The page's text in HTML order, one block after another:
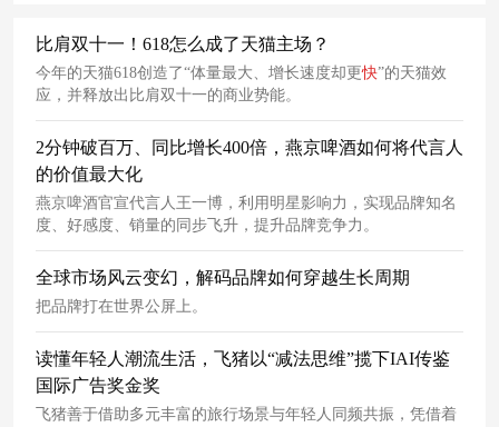
比肩双十一！618怎么成了天猫主场？
今年的天猫618创造了“体量最大、增长速度却更快”的天猫效
应，并释放出比肩双十一的商业势能。
2分钟破百万、同比增长400倍，燕京啤酒如何将代言人
的价值最大化
燕京啤酒官宣代言人王一博，利用明星影响力，实现品牌知名
度、好感度、销量的同步飞升，提升品牌竞争力。
全球市场风云变幻，解码品牌如何穿越生长周期
把品牌打在世界公屏上。
读懂年轻人潮流生活，飞猪以“减法思维”揽下IAI传鉴
国际广告奖金奖
飞猪善于借助多元丰富的旅行场景与年轻人同频共振，凭借着